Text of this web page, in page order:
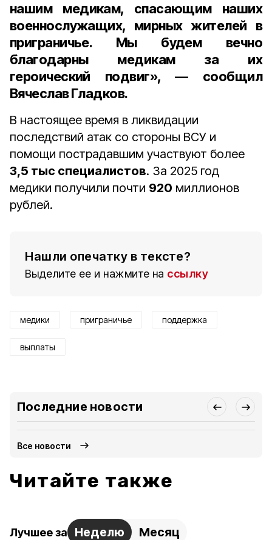
нашим медикам, спасающим наших
военнослужащих, мирных жителей в
приграничье. Мы будем вечно
благодарны медикам за их
героический подвиг», — сообщил
Вячеслав Гладков.
В настоящее время в ликвидации
последствий атак со стороны ВСУ и
помощи пострадавшим участвуют более
3,5 тыс специалистов. За 2025 год
медики получили почти 920 миллионов
рублей.
Нашли опечатку в тексте?
Выделите ее и нажмите на ссылку
медики приграничье поддержка
выплаты
Последние новости
Все новости
Читайте также
Лучшее за Неделю Месяц